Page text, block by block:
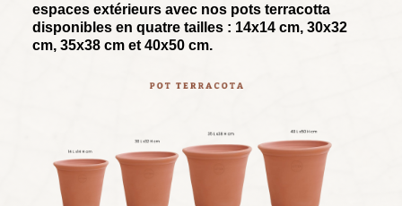
espaces extérieurs avec nos pots terracotta
disponibles en quatre tailles : 14x14 cm, 30x32
cm, 35x38 cm et 40x50 cm.